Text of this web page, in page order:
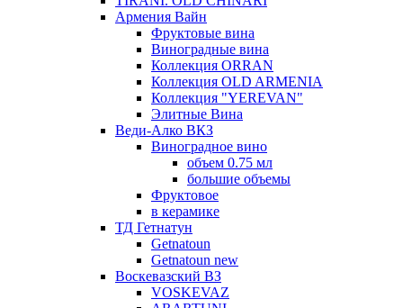
Армения Вайн
Фруктовые вина
Виноградные вина
Коллекция ORRAN
Коллекция OLD ARMENIA
Коллекция "YEREVAN"
Элитные Вина
Веди-Алко ВКЗ
Виноградное вино
объем 0.75 мл
большие объемы
Фруктовое
в керамике
ТД Гетнатун
Getnatoun
Getnatoun new
Воскевазский ВЗ
VOSKEVAZ